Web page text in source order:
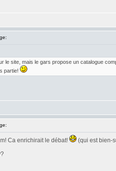
le site, mais le gars propose un catalogue
partie!
Ca enrichirait le débat! (qui est bien-